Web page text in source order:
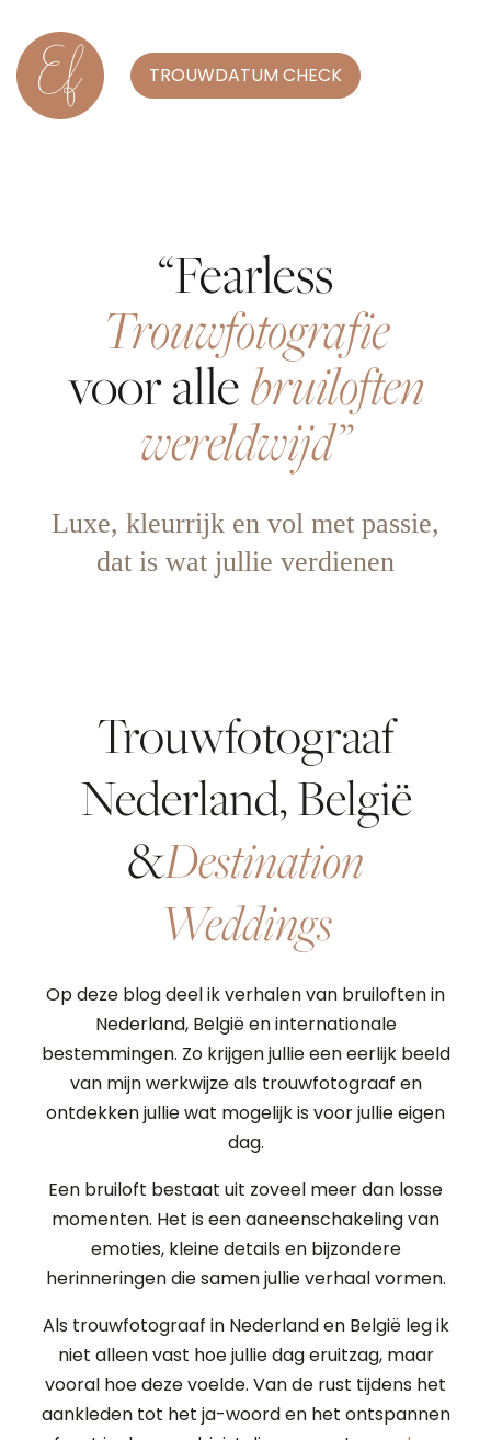
TROUWDATUM CHECK
“Fearless
Trouwfotografie
voor allebruiloften
wereldwijd”
Luxe, kleurrijk en vol met passie,
dat is wat jullie verdienen
Trouwfotograaf
Nederland, België
&Destination
Weddings
Op deze blog deel ik verhalen van bruiloften in
Nederland, België en internationale
bestemmingen. Zo krijgen jullie een eerlijk beeld
van mijn werkwijze als trouwfotograaf en
ontdekken jullie wat mogelijk is voor jullie eigen
dag.
Een bruiloft bestaat uit zoveel meer dan losse
momenten. Het is een aaneenschakeling van
emoties, kleine details en bijzondere
herinneringen die samen jullie verhaal vormen.
Als trouwfotograaf in Nederland en België leg ik
niet alleen vast hoe jullie dag eruitzag, maar
vooral hoe deze voelde. Van de rust tijdens het
aankleden tot het ja-woord en het ontspannen